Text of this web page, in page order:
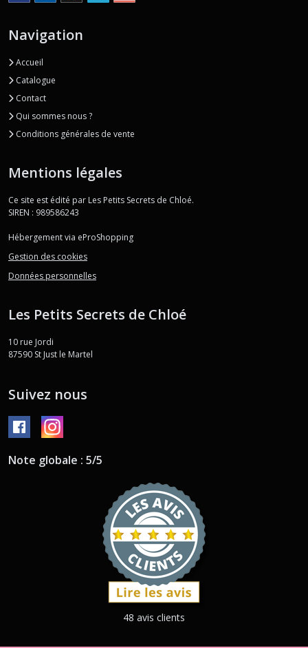
Navigation
Accueil
Catalogue
Contact
Qui sommes nous ?
Conditions générales de vente
Mentions légales
Ce site est édité par Les Petits Secrets de Chloé.
SIREN : 989586243
Hébergement via eProShopping
Gestion des cookies
Données personnelles
Les Petits Secrets de Chloé
10 rue Jordi
87590 St Just le Martel
Suivez nous
Note globale : 5/5
48 avis clients